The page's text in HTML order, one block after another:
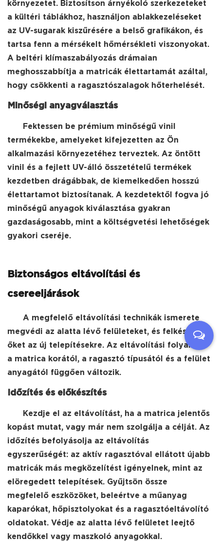
környezetet. Biztosítson árnyékoló szerkezeteket
a kültéri táblákhoz, használjon ablakkezeléseket
az UV-sugarak kiszűrésére a belső grafikákon, és
tartsa fenn a mérsékelt hőmérsékleti viszonyokat.
A beltéri klímaszabályozás drámaian
meghosszabbítja a matricák élettartamát azáltal,
hogy csökkenti a ragasztószalagok hőterhelését.
Minőségi anyagválasztás
Fektessen be prémium minőségű vinil
termékekbe, amelyeket kifejezetten az Ön
alkalmazási környezetéhez terveztek. Az öntött
vinil és a fejlett UV-álló összetételű termékek
kezdetben drágábbak, de kiemelkedően hosszú
élettartamot biztosítanak. A kezdetektől fogva jó
minőségű anyagok kiválasztása gyakran
gazdaságosabb, mint a költségvetési lehetőségek
gyakori cseréje.
Biztonságos eltávolítási és
csereeljárások
A megfelelő eltávolítási technikák ismerete
megvédi az alatta lévő felületeket, és felkészíti
őket az új telepítésekre. Az eltávolítási folyamat
a matrica korától, a ragasztó típusától és a felület
anyagától függően változik.
Időzítés és előkészítés
Kezdje el az eltávolítást, ha a matrica jelentős
kopást mutat, vagy már nem szolgálja a célját. Az
időzítés befolyásolja az eltávolítás
egyszerűségét: az aktív ragasztóval ellátott újabb
matricák más megközelítést igényelnek, mint az
elöregedett telepítések. Gyűjtsön össze
megfelelő eszközöket, beleértve a műanyag
kaparókat, hőpisztolyokat és a ragasztóeltávolító
oldatokat. Védje az alatta lévő felületet leejtő
kendőkkel vagy maszkoló anyagokkal.